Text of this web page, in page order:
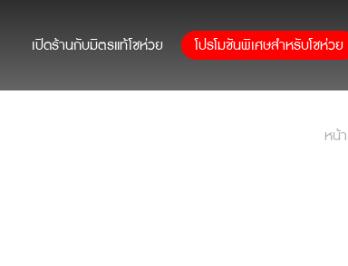
เปิดร้านกับมิตรแท้โชห่วย โปรโมชันพิเศษสำหรับโชห่วย
หน้